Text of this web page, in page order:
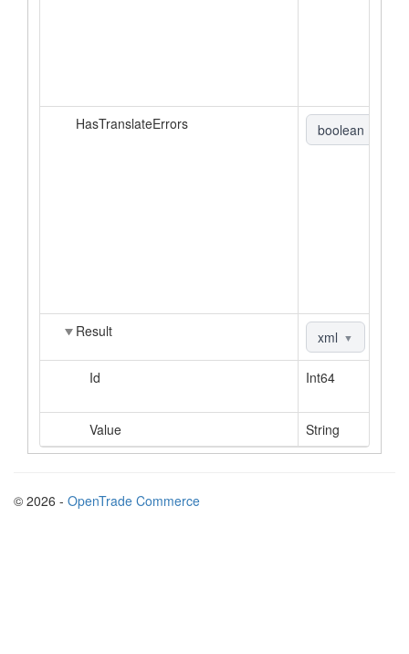
HasTranslateErrors boolean
Result xml ▼
Id Int64
Value String
© 2026 - OpenTrade Commerce